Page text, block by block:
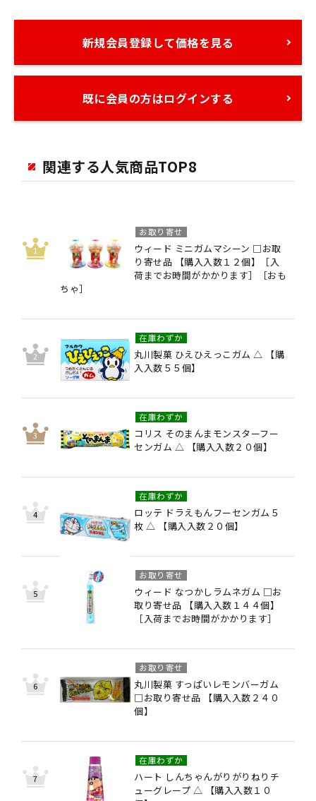
新規会員登録して価格を見る
既に会員の方はログインする
関連する人気商品TOP8
ウィード ミニガムマシーン □お取
り寄せ品 【購入入数１２個】［入
荷までお時間がかかります］［おも
ちゃ］
お取り寄せ
丸川製菓 ひえひえっこガム △ 【購
入入数５５個】
在庫わずか
コリス そのまんまモンスターフー
センガム △ 【購入入数２０個】
在庫わずか
ロッテ ドラえもんフーセンガム５
枚 △ 【購入入数２０個】
在庫わずか
ウィード なつかしラムネガム □お
取り寄せ品 【購入入数１４４個】
［入荷までお時間がかかります］
お取り寄せ
丸川製菓 すっぱいレモンバーガム
□お取り寄せ品 【購入入数２４０
個】
お取り寄せ
ハート しんちゃんがりがりねりチ
ューグレープ △ 【購入入数１０
在庫わずか